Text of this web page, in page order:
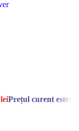
leiPrețul curent este: